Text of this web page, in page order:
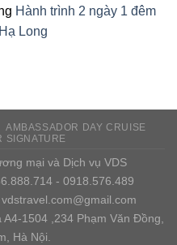
Hành trình 2 ngày 1 đêm
Long
AMBASSADOR DAY CRUISE
SIGNATURE
mại và Dịch vụ VDS
- 0918.576.489
1504 ,234 Phạm Văn Đồng,
Hà Nội.